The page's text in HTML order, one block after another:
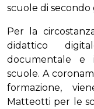
scuole di secondo
Per la
didattico
documentale e
scuole. A
formazione,
Matteotti per le